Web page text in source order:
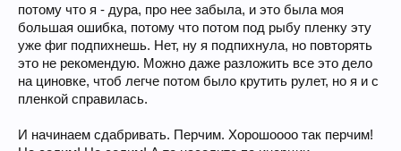
потому что я - дура, про нее забыла, и это была моя
большая ошибка, потому что потом под рыбу пленку эту
уже фиг подпихнешь. Нет, ну я подпихнула, но повторять
это не рекомендую. Можно даже разложить все это дело
на циновке, чтоб легче потом было крутить рулет, но я и с
пленкой справилась.
И начинаем сдабривать. Перчим. Хорошоооо так перчим!